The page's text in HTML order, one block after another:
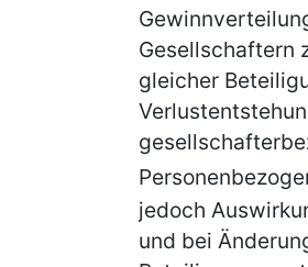
Gesellschaftern
gleicher
jedoch
und bei